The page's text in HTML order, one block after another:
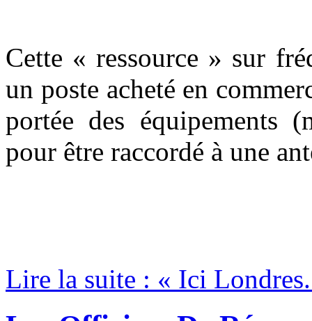
Cette « ressource » sur
un poste acheté en
portée des équipements
pour être raccordé à une
Lire la suite : « Ici